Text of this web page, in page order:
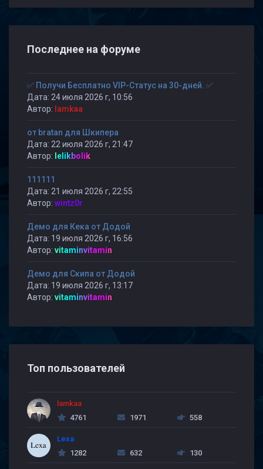
Последнее на форуме
✅ Получи Бесплатно VIP-Статус на 30-дней. ✅
Дата: 24 июля 2026 г, 10:56
Автор: lamkaa
от bratan для Шкипера
Дата: 22 июля 2026 г, 21:47
Автор: lelikbolik
111111
Дата: 21 июля 2026 г, 22:55
Автор: wintz0r
Демо для Кека от Додой
Дата: 19 июля 2026 г, 16:56
Автор: vitaminvitamin
Демо для Скипа от Додой
Дата: 19 июля 2026 г, 13:17
Автор: vitaminvitamin
Топ пользователей
lamkaa
4761
1971 558
Lexa
1282
632 130